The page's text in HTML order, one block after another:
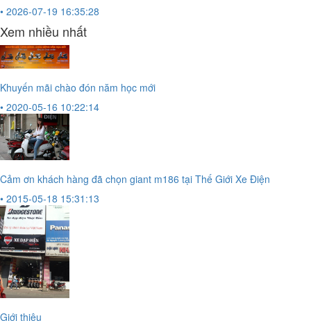
• 2026-07-19 16:35:28
Xem nhiều nhất
Khuyến mãi chào đón năm học mới
• 2020-05-16 10:22:14
Cảm ơn khách hàng đã chọn giant m186 tại Thế Giới Xe Điện
• 2015-05-18 15:31:13
Giới thiệu